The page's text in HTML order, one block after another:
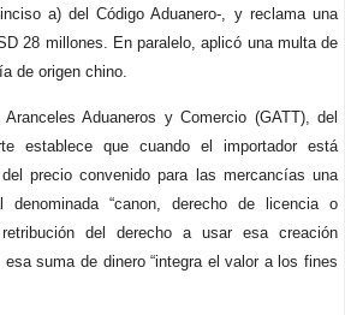
a) del Código Aduanero-, y reclama una
28 millones. En paralelo, aplicó una multa de
de origen chino.
Aduaneros y Comercio (GATT), del
establece que cuando el importador está
precio convenido para las mercancías una
denominada “canon, derecho de licencia o
del derecho a usar esa creación
suma de dinero “integra el valor a los fines